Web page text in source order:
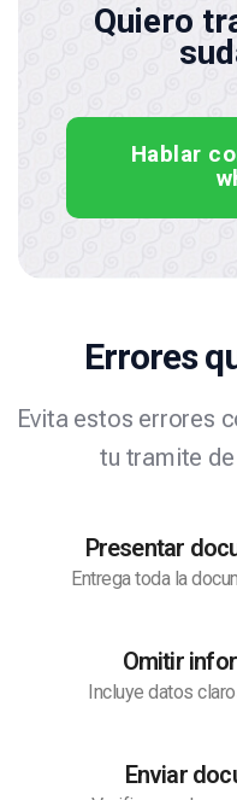
Quiero
Hablar
Errores
Evita estos errores
tu tramite
Presentar
Entrega toda la
Omitir
Incluye datos
Enviar